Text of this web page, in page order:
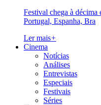
Festival chega à décima
Portugal, Espanha, Bra
Ler mais+
Cinema
Notícias
Análises
Entrevistas
Especiais
Festivais
Séries